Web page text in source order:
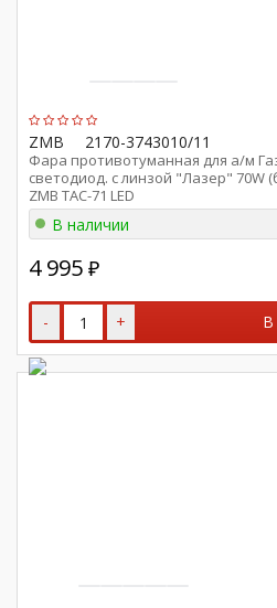
ZMB 2170-3743010/11
Фара противотуманная для а/м
светодиод. с линзой "Лазер" 70W
ZMB ТАС-71 LED
В наличии
4 995 ₽
- + В